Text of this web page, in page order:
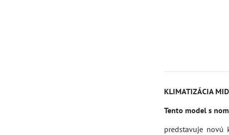
KLIMATIZÁCIA
Tento model s
predstavuje novú